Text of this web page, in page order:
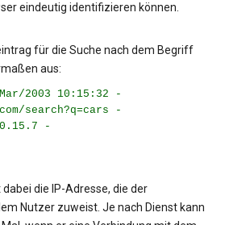
eindeutig identifizieren können.
für die Suche nach dem Begriff
aus:
2003 10:15:32 -
search?q=cars -
-
dabei die IP-Adresse, die der
Nutzer zuweist. Je nach Dienst kann